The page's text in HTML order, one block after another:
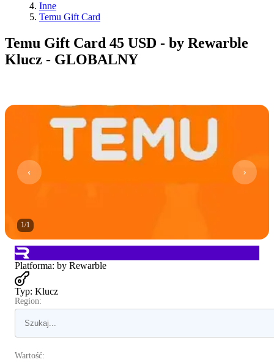
Inne
Temu Gift Card
Temu Gift Card 45 USD - by Rewarble
Klucz - GLOBALNY
1/1
Platforma: by Rewarble
Typ: Klucz
Region:
Wartość: